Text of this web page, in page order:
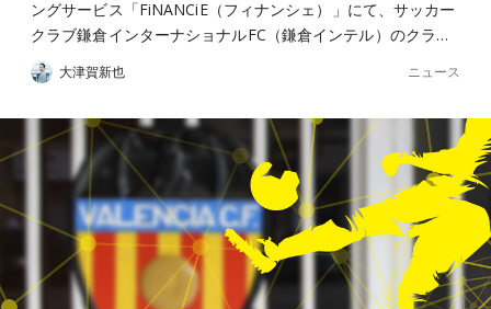
ングサービス「FiNANCiE（フィナンシェ）」にて、サッカー
クラブ鎌倉インターナショナルFC（鎌倉インテル）のクラ…
大津賀新也 ニュース